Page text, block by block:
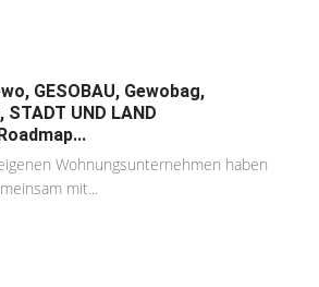
GESOBAU, Gewobag,
STADT UND LAND
Wohnungsunternehmen haben
mit...